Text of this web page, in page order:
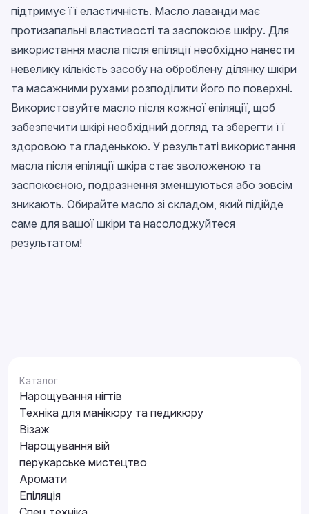
підтримує її еластичність. Масло лаванди має
протизапальні властивості та заспокоює шкіру. Для
використання масла після епіляції необхідно нанести
невелику кількість засобу на оброблену ділянку шкіри
та масажними рухами розподілити його по поверхні.
Використовуйте масло після кожної епіляції, щоб
забезпечити шкірі необхідний догляд та зберегти її
здоровою та гладенькою. У результаті використання
масла після епіляції шкіра стає зволоженою та
заспокоєною, подразнення зменшуються або зовсім
зникають. Обирайте масло зі складом, який підійде
саме для вашої шкіри та насолоджуйтеся
результатом!
Каталог
Нарощування нігтів
Техніка для манікюру та педикюру
Візаж
Нарощування вій
перукарське мистецтво
Аромати
Епіляція